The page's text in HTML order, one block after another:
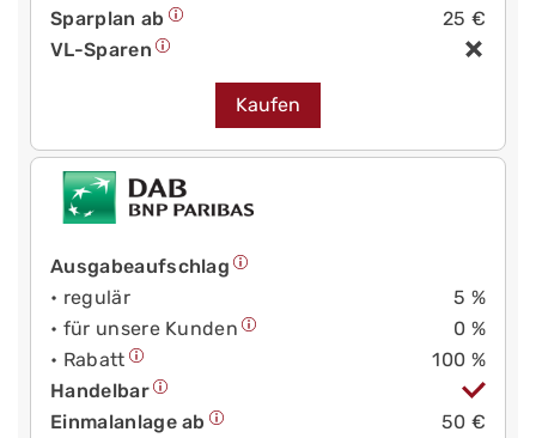
Sparplan ab
25 €
VL-Sparen
Kaufen
Ausgabeaufschlag
• regulär
5 %
• für unsere Kunden
0 %
• Rabatt
100 %
Handelbar
Einmalanlage ab
50 €